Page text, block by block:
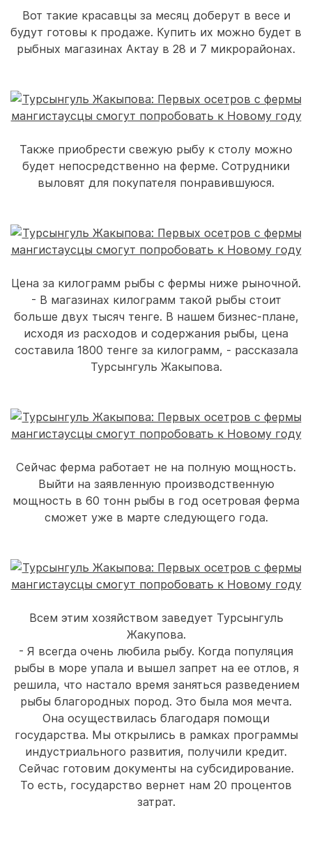
Вот такие красавцы за месяц доберут в весе и
будут готовы к продаже. Купить их можно будет в
рыбных магазинах Актау в 28 и 7 микрорайонах.
Также приобрести свежую рыбу к столу можно
будет непосредственно на ферме. Сотрудники
выловят для покупателя понравившуюся.
Цена за килограмм рыбы с фермы ниже рыночной.
- В магазинах килограмм такой рыбы стоит
больше двух тысяч тенге. В нашем бизнес-плане,
исходя из расходов и содержания рыбы, цена
составила 1800 тенге за килограмм, - рассказала
Турсынгуль Жакыпова.
Сейчас ферма работает не на полную мощность.
Выйти на заявленную производственную
мощность в 60 тонн рыбы в год осетровая ферма
сможет уже в марте следующего года.
Всем этим хозяйством заведует Турсынгуль
Жакупова.
- Я всегда очень любила рыбу. Когда популяция
рыбы в море упала и вышел запрет на ее отлов, я
решила, что настало время заняться разведением
рыбы благородных пород. Это была моя мечта.
Она осуществилась благодаря помощи
государства. Мы открылись в рамках программы
индустриального развития, получили кредит.
Сейчас готовим документы на субсидирование.
То есть, государство вернет нам 20 процентов
затрат.